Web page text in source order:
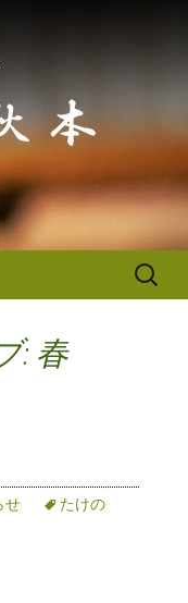
） うなぎ
なぎ秋本か
検
: 春
せ
たけの